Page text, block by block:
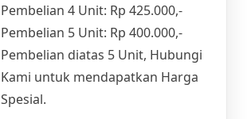
Pembelian 4 Unit: Rp 425.000,-
Pembelian 5 Unit: Rp 400.000,-
Pembelian diatas 5 Unit, Hubungi
Kami untuk mendapatkan Harga
Spesial.